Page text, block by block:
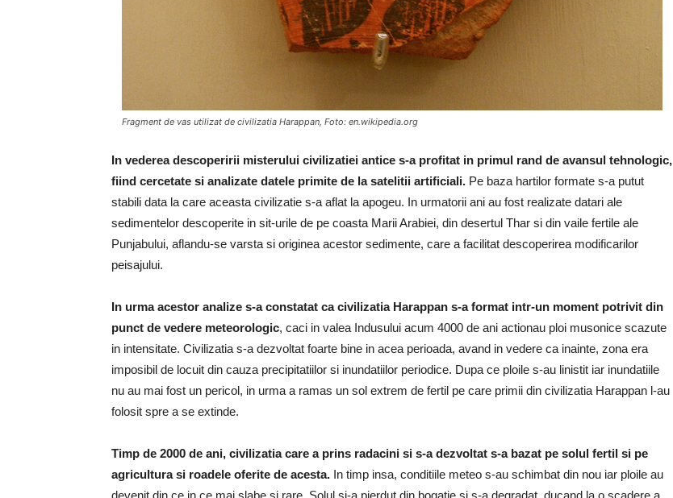
Fragment de vas utilizat de civilizatia Harappan, Foto: en.wikipedia.org
In vederea descoperirii misterului civilizatiei antice s-a profitat in primul rand de avansul tehnologic,
fiind cercetate si analizate datele primite de la satelitii artificiali. Pe baza hartilor formate s-a putut
stabili data la care aceasta civilizatie s-a aflat la apogeu. In urmatorii ani au fost realizate datari ale
sedimentelor descoperite in sit-urile de pe coasta Marii Arabiei, din desertul Thar si din vaile fertile ale
Punjabului, aflandu-se varsta si originea acestor sedimente, care a facilitat descoperirea modificarilor
peisajului.
In urma acestor analize s-a constatat ca civilizatia Harappan s-a format intr-un moment potrivit din
punct de vedere meteorologic, caci in valea Indusului acum 4000 de ani actionau ploi musonice scazute
in intensitate. Civilizatia s-a dezvoltat foarte bine in acea perioada, avand in vedere ca inainte, zona era
imposibil de locuit din cauza precipitatiilor si inundatiilor periodice. Dupa ce ploile s-au linistit iar inundatiile
nu au mai fost un pericol, in urma a ramas un sol extrem de fertil pe care primii din civilizatia Harappan l-au
folosit spre a se extinde.
Timp de 2000 de ani, civilizatia care a prins radacini si s-a dezvoltat s-a bazat pe solul fertil si pe
agricultura si roadele oferite de acesta. In timp insa, conditiile meteo s-au schimbat din nou iar ploile au